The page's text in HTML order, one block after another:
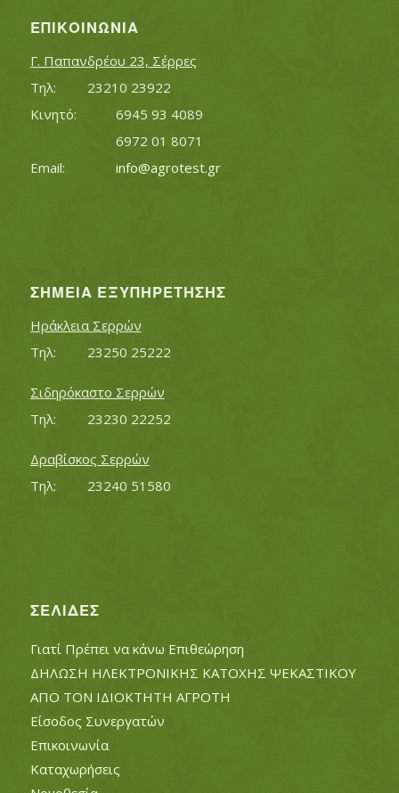
ΕΠΙΚΟΙΝΩΝΊΑ
Γ. Παπανδρέου 23, Σέρρες
Τηλ:		23210 23922
Κινητό:		6945 93 4089
			6972 01 8071
info@agrotest.gr
ΣΗΜΕΊΑ ΕΞΥΠΗΡΈΤΗΣΗΣ
Ηράκλεια Σερρών
Τηλ:		23250 25222
Σιδηρόκαστο Σερρών
Τηλ:		23230 22252
Δραβίσκος Σερρών
Τηλ:		23240 51580
ΣΕΛΊΔΕΣ
Γιατί Πρέπει να κάνω Επιθεώρηση
ΔΗΛΩΣΗ ΗΛΕΚΤΡΟΝΙΚΗΣ ΚΑΤΟΧΗΣ ΨΕΚΑΣΤΙΚΟΥ
ΑΠΟ ΤΟΝ ΙΔΙΟΚΤΗΤΗ ΑΓΡΟΤΗ
Είσοδος Συνεργατών
Επικοινωνία
Καταχωρήσεις